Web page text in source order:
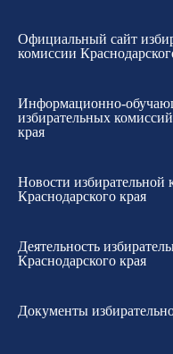
Официальный сайт
комиссии
Информационно-
избирательных
края
Новости избирательной
Краснодарского края
Деятельность
Краснодарского края
Документы